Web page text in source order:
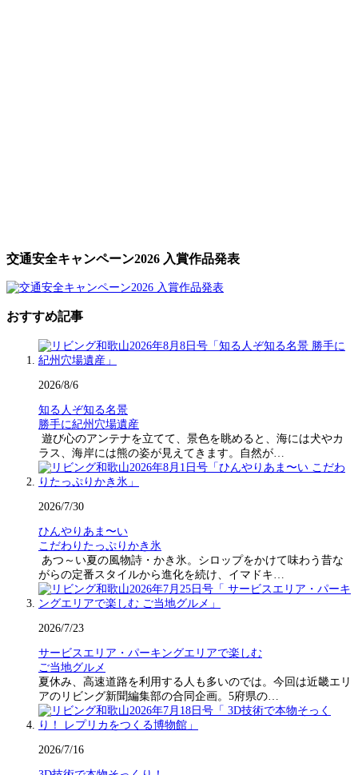
交通安全キャンペーン2026 入賞作品発表
おすすめ記事
2026/8/6
知る人ぞ知る名景
勝手に紀州穴場遺産
遊び心のアンテナを立てて、景色を眺めると、海には犬やカ
ラス、海岸には熊の姿が見えてきます。自然が…
2026/7/30
ひんやりあま〜い
こだわりたっぷりかき氷
あつ～い夏の風物詩・かき氷。シロップをかけて味わう昔な
がらの定番スタイルから進化を続け、イマドキ…
2026/7/23
サービスエリア・パーキングエリアで楽しむ
ご当地グルメ
夏休み、高速道路を利用する人も多いのでは。今回は近畿エリ
アのリビング新聞編集部の合同企画。5府県の…
2026/7/16